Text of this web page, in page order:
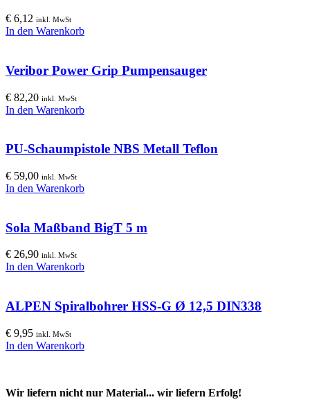
€ 6,12 inkl. MwSt
In den Warenkorb
Veribor Power Grip Pumpensauger
€ 82,20 inkl. MwSt
In den Warenkorb
PU-Schaumpistole NBS Metall Teflon
€ 59,00 inkl. MwSt
In den Warenkorb
Sola Maßband BigT 5 m
€ 26,90 inkl. MwSt
In den Warenkorb
ALPEN Spiralbohrer HSS-G Ø 12,5 DIN338
€ 9,95 inkl. MwSt
In den Warenkorb
Wir liefern nicht nur Material... wir liefern Erfolg!